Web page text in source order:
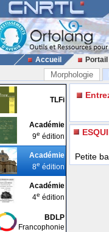
Accueil
Morphologie
TLFi
Académie
9e édition
Académie
8e édition
Académie
4e édition
BDLP
Francophonie
Petite